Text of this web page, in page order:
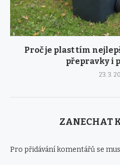
Proč je plast tím
přepravky i
23. 3.
ZANECHAT
Pro přidávání komentářů se